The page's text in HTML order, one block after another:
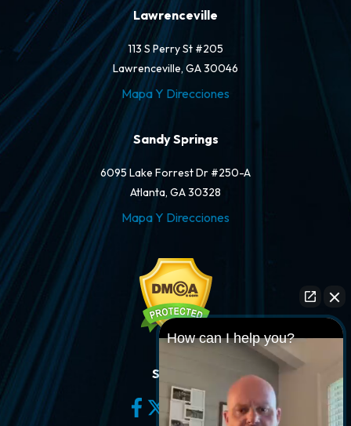
Lawrenceville
113 S Perry St #205
Lawrenceville, GA 30046
Mapa Y Direcciones
Sandy Springs
6095 Lake Forrest Dr #250-A
Atlanta, GA 30328
Mapa Y Direcciones
Síganos
How can I help you?